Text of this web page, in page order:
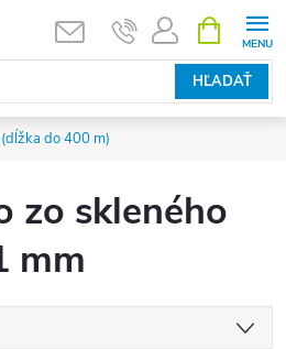
HĽADAŤ
KOŠÍK
do 400 m)
zo skleného
mm